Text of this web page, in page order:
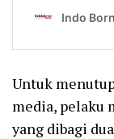
Untuk
media, pelaku
yang dibagi